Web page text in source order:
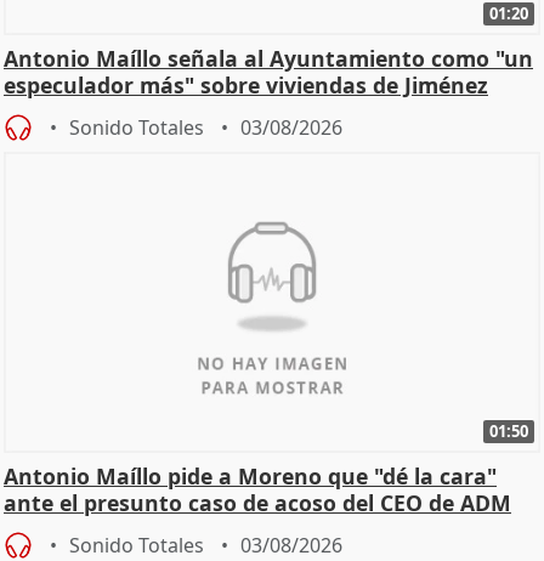
01:20
Antonio Maíllo señala al Ayuntamiento como "un
especulador más" sobre viviendas de Jiménez
Becerril
Sonido Totales 03/08/2026
01:50
Antonio Maíllo pide a Moreno que "dé la cara"
ante el presunto caso de acoso del CEO de ADM
Sonido Totales 03/08/2026